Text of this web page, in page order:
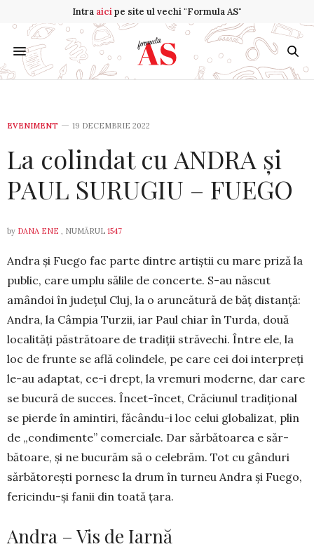
Intra aicipe site ul vechi "Formula AS"
EVENIMENT 19 DECEMBRIE 2022
La colindat cu ANDRA și
PAUL SURUGIU – FUEGO
by DANA ENE , NUMĂRUL 1547
Andra și Fuego fac parte dintre artiștii cu mare priză la
public, care umplu sălile de concerte. S-au născut
amândoi în ju­dețul Cluj, la o aruncătură de băț distanță:
Andra, la Câmpia Turzii, iar Paul chiar în Turda, două
localități păstrătoare de tradiții străvechi. Între ele, la
loc de frunte se află colindele, pe care cei doi interpreți
le-au adaptat, ce-i drept, la vremuri mo­der­ne, dar care
se bucură de succes. Încet-încet, Cră­ciunul tradi­țio­nal
se pierde în amintiri, făcându-i loc celui globalizat, plin
de „condimente” comer­ciale. Dar sărbătoarea e săr­
bătoare, și ne bucurăm să o celebrăm. Tot cu gânduri
săr­bătorești pornesc la drum în turneu Andra și Fuego,
feri­cindu-și fa­nii din toată țara.
Andra – Vis de Iarnă